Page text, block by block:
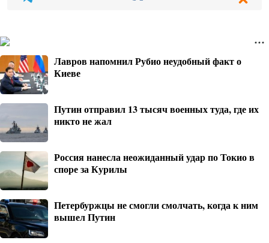
Лавров напомнил Рубио неудобный факт о
Киеве
Путин отправил 13 тысяч военных туда, где их
никто не жал
Россия нанесла неожиданный удар по Токио в
споре за Курилы
Петербуржцы не смогли смолчать, когда к ним
вышел Путин